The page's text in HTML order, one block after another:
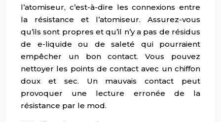
l’atomiseur, c’est-à-dire les connexions entre
la résistance et l’atomiseur. Assurez-vous
qu’ils sont propres et qu’il n’y a pas de résidus
de e-liquide ou de saleté qui pourraient
empêcher un bon contact. Vous pouvez
nettoyer les points de contact avec un chiffon
doux et sec. Un mauvais contact peut
provoquer une lecture erronée de la
résistance par le mod.